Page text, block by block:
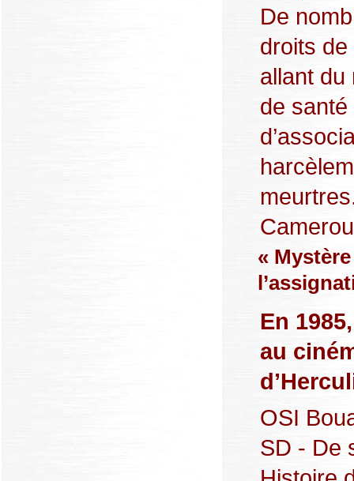
De
droits de
allant du
de santé
«
En
au
OSI
SD - De